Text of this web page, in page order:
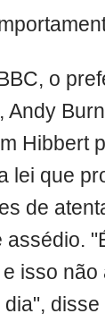
o
Andy
Hibbert
lei que
de
assédio.
isso